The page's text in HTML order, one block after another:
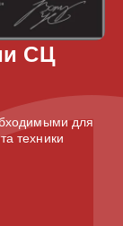
СЦ
для
техники